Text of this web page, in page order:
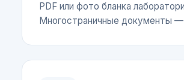
PDF или фото бланка
Многостраничные документы